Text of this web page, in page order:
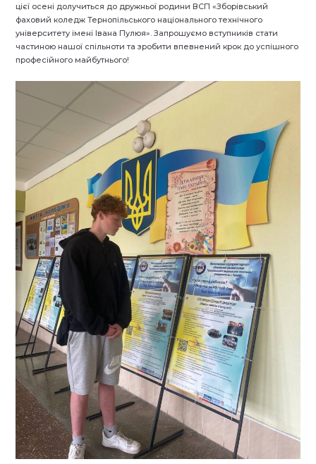
цієї осені долучиться до дружньої родини ВСП «Зборівський
фаховий коледж Тернопільського національного технічного
університету імені Івана Пулюя». Запрошуємо вступників стати
частиною нашої спільноти та зробити впевнений крок до успішного
професійного майбутнього!